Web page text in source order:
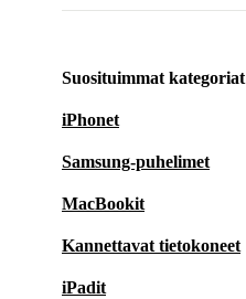
Suosituimmat kategoriat
iPhonet
Samsung-puhelimet
MacBookit
Kannettavat tietokoneet
iPadit